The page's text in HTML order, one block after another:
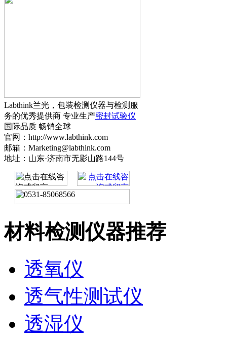
Labthink兰光，包装检测仪器与检测服
务的优秀提供商 专业生产密封试验仪
国际品质 畅销全球
官网：http://www.labthink.com
邮箱：Marketing@labthink.com
地址：山东·济南市无影山路144号
材料检测仪器推荐
透氧仪
透气性测试仪
透湿仪